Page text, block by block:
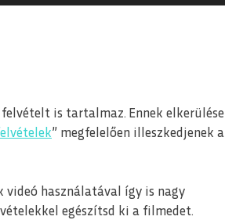
is tartalmaz. Ennek elkerülése
” megfelelően illeszkedjenek a
videó használatával így is nagy
egészítsd ki a filmedet.